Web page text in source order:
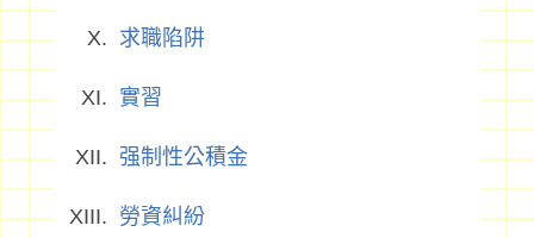
求職陷阱
實習
强制性公積金
勞資糾紛